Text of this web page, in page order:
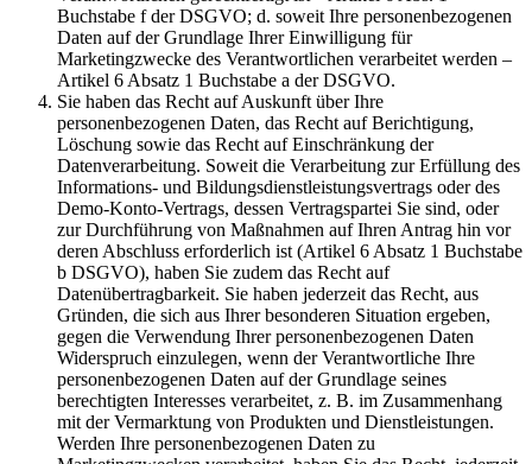
Buchstabe f der DSGVO; d. soweit Ihre personenbezogenen
Daten auf der Grundlage Ihrer Einwilligung für
Marketingzwecke des Verantwortlichen verarbeitet werden –
Artikel 6 Absatz 1 Buchstabe a der DSGVO.
Sie haben das Recht auf Auskunft über Ihre
personenbezogenen Daten, das Recht auf Berichtigung,
Löschung sowie das Recht auf Einschränkung der
Datenverarbeitung. Soweit die Verarbeitung zur Erfüllung des
Informations- und Bildungsdienstleistungsvertrags oder des
Demo-Konto-Vertrags, dessen Vertragspartei Sie sind, oder
zur Durchführung von Maßnahmen auf Ihren Antrag hin vor
deren Abschluss erforderlich ist (Artikel 6 Absatz 1 Buchstabe
b DSGVO), haben Sie zudem das Recht auf
Datenübertragbarkeit. Sie haben jederzeit das Recht, aus
Gründen, die sich aus Ihrer besonderen Situation ergeben,
gegen die Verwendung Ihrer personenbezogenen Daten
Widerspruch einzulegen, wenn der Verantwortliche Ihre
personenbezogenen Daten auf der Grundlage seines
berechtigten Interesses verarbeitet, z. B. im Zusammenhang
mit der Vermarktung von Produkten und Dienstleistungen.
Werden Ihre personenbezogenen Daten zu